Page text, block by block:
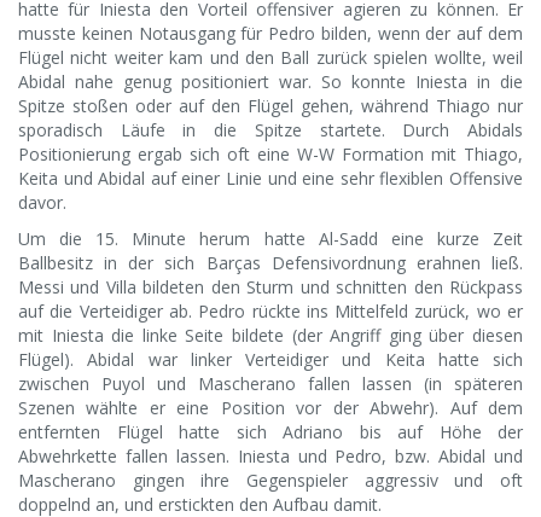
hatte für Iniesta den Vorteil offensiver agieren zu können. Er
musste keinen Notausgang für Pedro bilden, wenn der auf dem
Flügel nicht weiter kam und den Ball zurück spielen wollte, weil
Abidal nahe genug positioniert war. So konnte Iniesta in die
Spitze stoßen oder auf den Flügel gehen, während Thiago nur
sporadisch Läufe in die Spitze startete. Durch Abidals
Positionierung ergab sich oft eine W-W Formation mit Thiago,
Keita und Abidal auf einer Linie und eine sehr flexiblen Offensive
davor.
Um die 15. Minute herum hatte Al-Sadd eine kurze Zeit
Ballbesitz in der sich Barças Defensivordnung erahnen ließ.
Messi und Villa bildeten den Sturm und schnitten den Rückpass
auf die Verteidiger ab. Pedro rückte ins Mittelfeld zurück, wo er
mit Iniesta die linke Seite bildete (der Angriff ging über diesen
Flügel). Abidal war linker Verteidiger und Keita hatte sich
zwischen Puyol und Mascherano fallen lassen (in späteren
Szenen wählte er eine Position vor der Abwehr). Auf dem
entfernten Flügel hatte sich Adriano bis auf Höhe der
Abwehrkette fallen lassen. Iniesta und Pedro, bzw. Abidal und
Mascherano gingen ihre Gegenspieler aggressiv und oft
doppelnd an, und erstickten den Aufbau damit.